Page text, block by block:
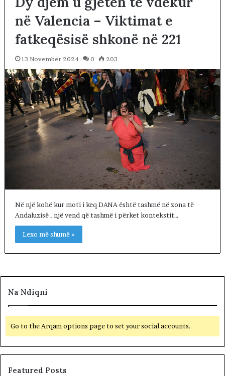
në Valencia – Viktimat e
fatkeqësisë shkonë në 221
13 November 2024 0 203
Në një kohë kur moti i keq DANA është tashmë në zona të
Andaluzisë , një vend që tashmë i përket kontekstit…
Lexo më shumë »
Na Ndiqni
Go to the Arqam options page to set your social accounts.
Featured Posts